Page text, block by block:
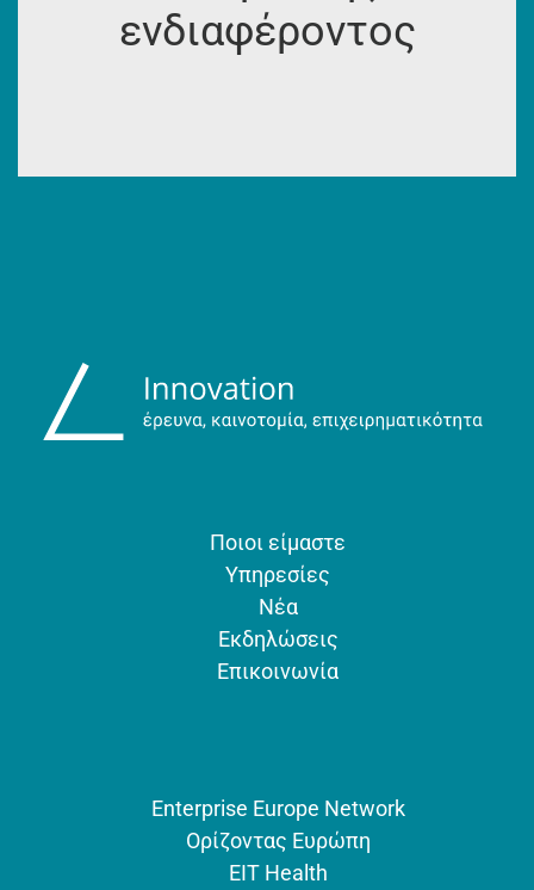
ενδιαφέροντος
Ποιοι είμαστε
Υπηρεσίες
Νέα
Εκδηλώσεις
Επικοινωνία
Enterprise Europe Network
Ορίζοντας Ευρώπη
EIT Health